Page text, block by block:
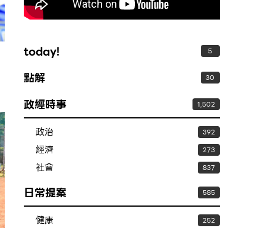
today! 5
點解 30
政經時事 1,502
政治 392
經濟 273
社會 837
日常提案 585
健康 252